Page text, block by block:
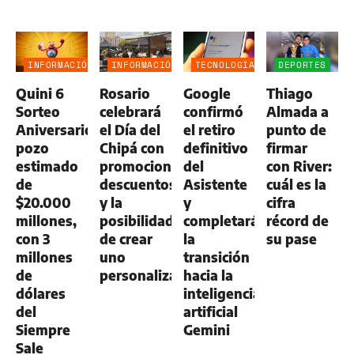
INFORMACIÓN
Quini 6
Sorteo
Aniversario:
pozo
estimado
de
$20.000
millones,
con 3
millones
de
dólares
del
Siempre
Sale
INFORMACIÓN
Rosario
celebrará
el Día del
Chipá con
promociones,
descuentos
y la
posibilidad
de crear
uno
personalizado
TECNOLOGÍA
Google
confirmó
el retiro
definitivo
del
Asistente
y
completará
la
transición
hacia la
inteligencia
artificial
Gemini
DEPORTES
Thiago
Almada a
punto de
firmar
con River:
cuál es la
cifra
récord de
su pase